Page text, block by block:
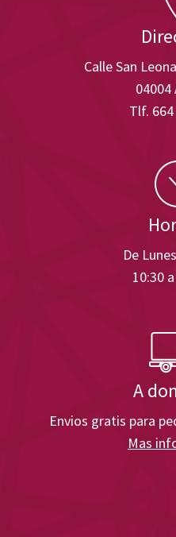
Calle San
04004
Tlf.
De
10:30
A
Envios gratis para
Mas